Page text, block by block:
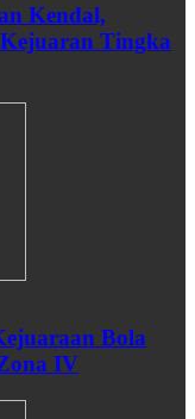
Kendal,
Tingka
Bola
IV